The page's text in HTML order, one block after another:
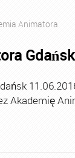
Animatora
Akademię